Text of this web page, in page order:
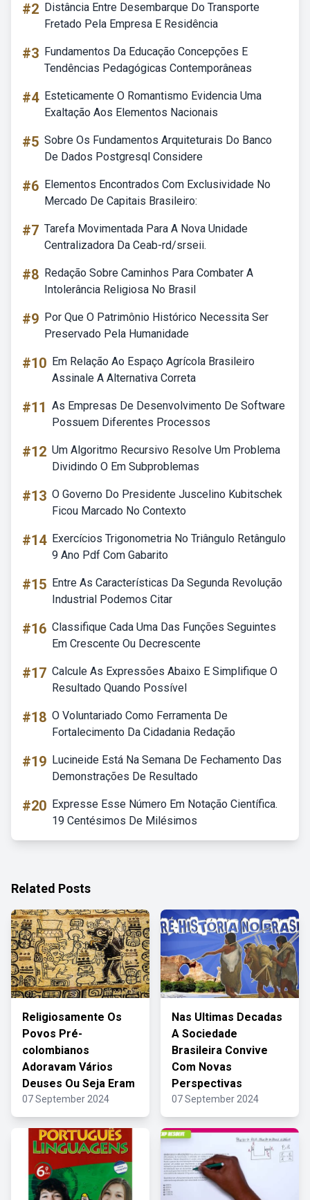
#2 Distância Entre Desembarque Do Transporte
Fretado Pela Empresa E Residência
#3 Fundamentos Da Educação Concepções E
Tendências Pedagógicas Contemporâneas
#4 Esteticamente O Romantismo Evidencia Uma
Exaltação Aos Elementos Nacionais
#5 Sobre Os Fundamentos Arquiteturais Do Banco
De Dados Postgresql Considere
#6 Elementos Encontrados Com Exclusividade No
Mercado De Capitais Brasileiro:
#7 Tarefa Movimentada Para A Nova Unidade
Centralizadora Da Ceab-rd/srseii.
#8 Redação Sobre Caminhos Para Combater A
Intolerância Religiosa No Brasil
#9 Por Que O Patrimônio Histórico Necessita Ser
Preservado Pela Humanidade
#10 Em Relação Ao Espaço Agrícola Brasileiro
Assinale A Alternativa Correta
#11 As Empresas De Desenvolvimento De Software
Possuem Diferentes Processos
#12 Um Algoritmo Recursivo Resolve Um Problema
Dividindo O Em Subproblemas
#13 O Governo Do Presidente Juscelino Kubitschek
Ficou Marcado No Contexto
#14 Exercícios Trigonometria No Triângulo Retângulo
9 Ano Pdf Com Gabarito
#15 Entre As Características Da Segunda Revolução
Industrial Podemos Citar
#16 Classifique Cada Uma Das Funções Seguintes
Em Crescente Ou Decrescente
#17 Calcule As Expressões Abaixo E Simplifique O
Resultado Quando Possível
#18 O Voluntariado Como Ferramenta De
Fortalecimento Da Cidadania Redação
#19 Lucineide Está Na Semana De Fechamento Das
Demonstrações De Resultado
#20 Expresse Esse Número Em Notação Científica.
19 Centésimos De Milésimos
Related Posts
Religiosamente Os
Povos Pré-
colombianos
Adoravam Vários
Deuses Ou Seja Eram
07 September 2024
Nas Ultimas Decadas
A Sociedade
Brasileira Convive
Com Novas
Perspectivas
07 September 2024